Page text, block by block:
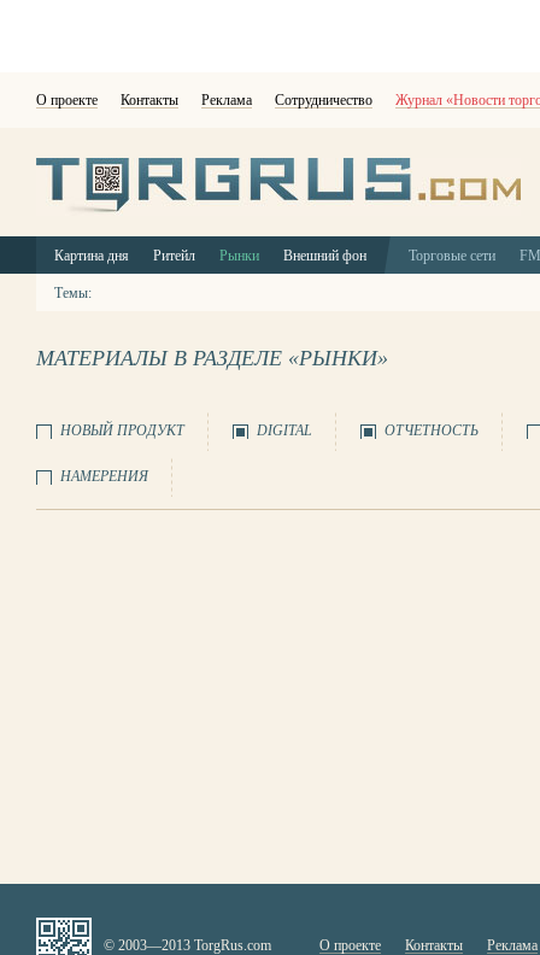
О проекте Контакты Реклама Сотрудничество Журнал «Новости
Картина дня Ритейл Рынки Внешний фон Торговые сети
Темы:
МАТЕРИАЛЫ В РАЗДЕЛЕ «РЫНКИ»
НОВЫЙ ПРОДУКТ DIGITAL ОТЧЕТНОСТЬ
НАМЕРЕНИЯ
© 2003—2013 TorgRus.com О проекте Контакты Реклама